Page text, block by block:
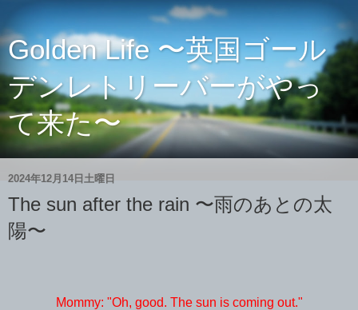
Golden Life 〜英国ゴール
デンレトリーバーがやっ
て来た〜
2024年12月14日土曜日
The sun after the rain 〜雨のあとの太
陽〜
Mommy: "Oh, good. The sun is coming out."